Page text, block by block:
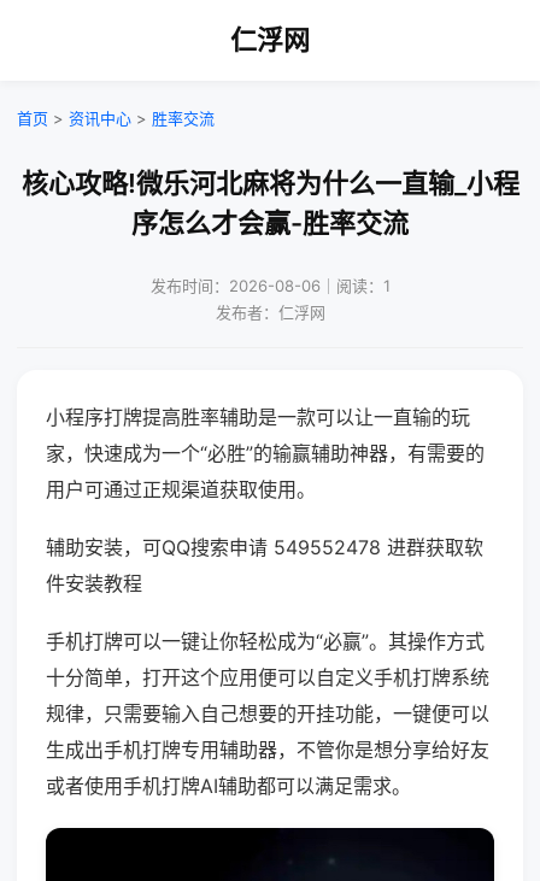
仁浮网
首页 > 资讯中心 > 胜率交流
核心攻略!微乐河北麻将为什么一直输_小程
序怎么才会赢-胜率交流
发布时间：2026-08-06｜阅读：1
发布者：仁浮网
小程序打牌提高胜率辅助是一款可以让一直输的玩
家，快速成为一个“必胜”的输赢辅助神器，有需要的
用户可通过正规渠道获取使用。
辅助安装，可QQ搜索申请 549552478 进群获取软
件安装教程
手机打牌可以一键让你轻松成为“必赢”。其操作方式
十分简单，打开这个应用便可以自定义手机打牌系统
规律，只需要输入自己想要的开挂功能，一键便可以
生成出手机打牌专用辅助器，不管你是想分享给好友
或者使用手机打牌AI辅助都可以满足需求。